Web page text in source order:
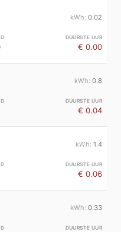
0.02
€ 0.00
0.8
€ 0.04
1.4
€ 0.06
0.33